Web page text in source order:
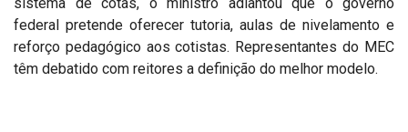
sistema de cotas, o ministro adiantou que o governo
federal pretende oferecer tutoria, aulas de nivelamento e
reforço pedagógico aos cotistas. Representantes do MEC
têm debatido com reitores a definição do melhor modelo.